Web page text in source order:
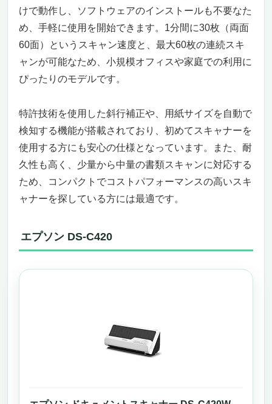
けで動作し、ソフトウェアのインストールも不要なた
め、手軽に使用を開始できます。1分間に30枚（両面
60面）というスキャン速度と、最大60枚の連続スキ
ャンが可能なため、小規模オフィスや家庭での利用に
ぴったりのモデルです。
特許技術を使用した斜行補正や、用紙サイズを自動で
検知する機能が搭載されており、初めてスキャナーを
使用する方にも安心の仕様となっています。また、耐
久性も高く、少量から中量の書類スキャンに対応する
ため、コンパクトでコストパフォーマンスの高いスキ
ャナーを探している方には最適です。
エプソン DS-C420